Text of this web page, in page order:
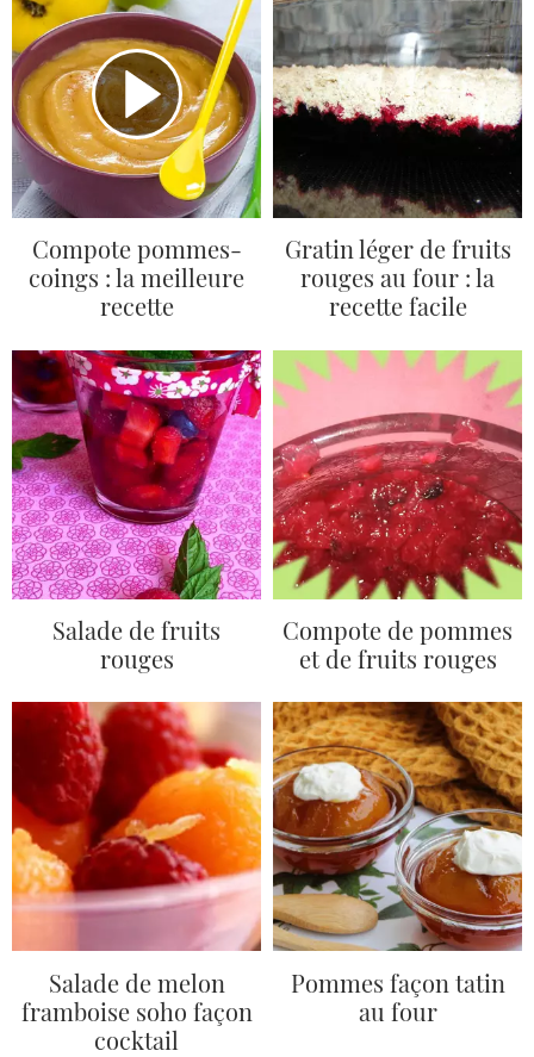
Compote pommes-
coings : la meilleure
recette
Gratin léger de fruits
rouges au four : la
recette facile
Salade de fruits
rouges
Compote de pommes
et de fruits rouges
Salade de melon
framboise soho façon
cocktail
Pommes façon tatin
au four